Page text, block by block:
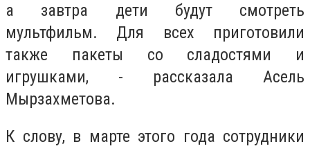
а завтра дети будут смотреть
мультфильм. Для всех приготовили
также пакеты со сладостями и
игрушками, - рассказала Асель
Мырзахметова.
К слову, в марте этого года сотрудники